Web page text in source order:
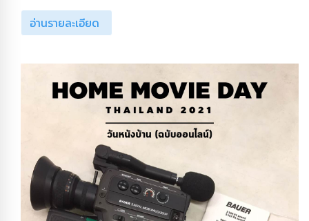
อ่านรายละเอียด